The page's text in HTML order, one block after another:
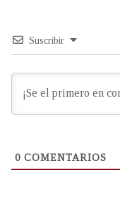
Suscribir
0 COMENTARIOS